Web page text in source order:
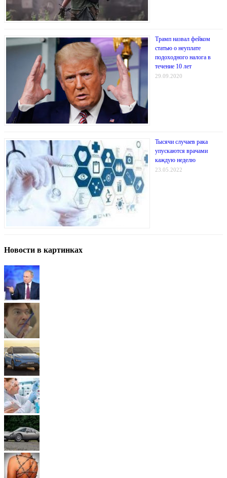
Трамп назвал фейком
статью о неуплате
подоходного налога в
течение 10 лет
29.09.2020
Тысячи случаев рака
упускаются врачами
каждую неделю
23.05.2022
Новости в картинках